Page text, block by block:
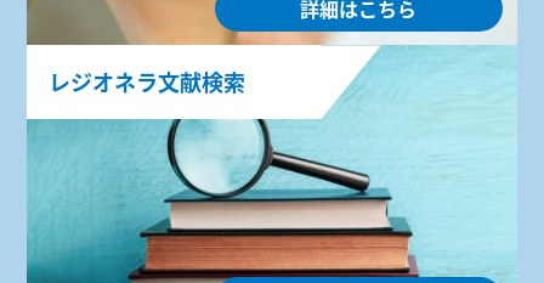
詳細はこちら
レジオネラ文献検索